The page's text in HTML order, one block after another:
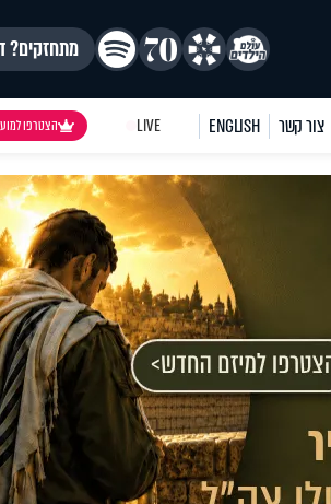
מתחזקים?
צור קשר ENGLISH
LIVE הצטרפו